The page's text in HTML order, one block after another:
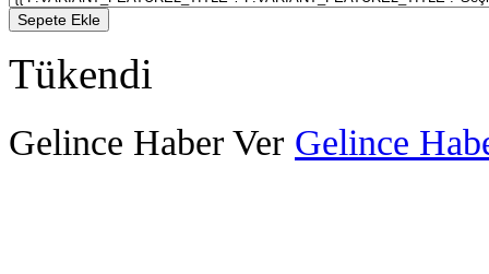
Sepete Ekle
Tükendi
Gelince Haber Ver Gelince